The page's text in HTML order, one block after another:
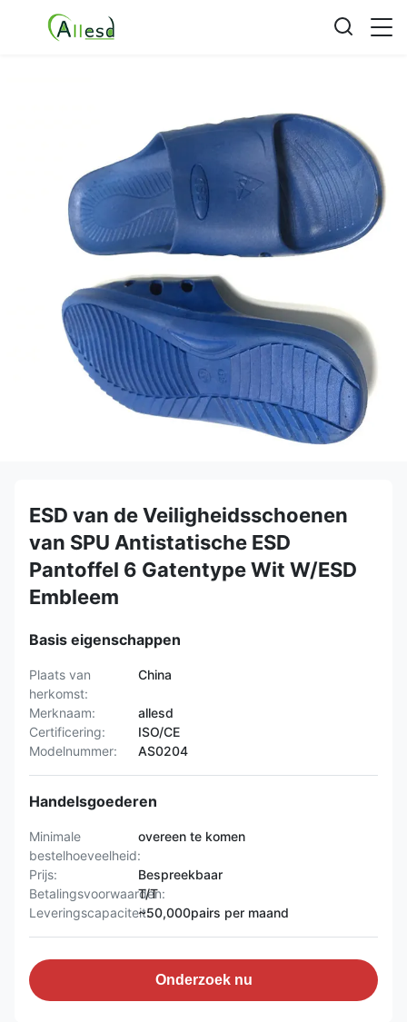
ESD van de Veiligheidsschoenen
van SPU Antistatische ESD
Pantoffel 6 Gatentype Wit W/ESD
Embleem
Basis eigenschappen
Plaats van
herkomst:
China
Merknaam:
allesd
Certificering:
ISO/CE
Modelnummer:
AS0204
Handelsgoederen
Minimale
bestelhoeveelheid:
overeen te komen
Prijs:
Bespreekbaar
Betalingsvoorwaarden:
T/T
Leveringscapaciteit:~50,000pairs per maand
Onderzoek nu